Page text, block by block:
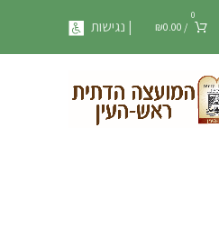
0
/
₪0.00 | נגישות